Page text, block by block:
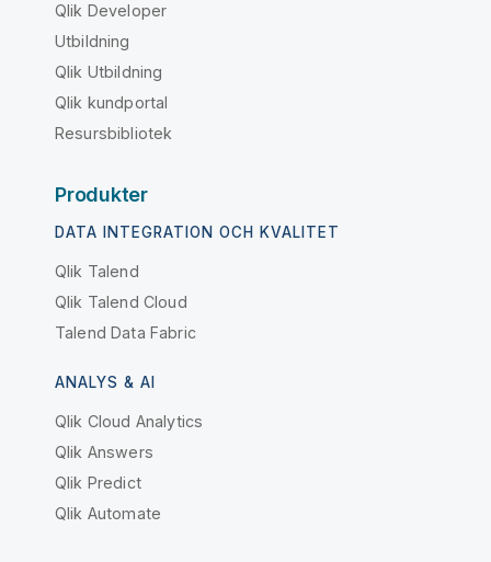
Qlik Developer
Utbildning
Qlik Utbildning
Qlik kundportal
Resursbibliotek
Produkter
DATA INTEGRATION OCH KVALITET
Qlik Talend
Qlik Talend Cloud
Talend Data Fabric
ANALYS & AI
Qlik Cloud Analytics
Qlik Answers
Qlik Predict
Qlik Automate